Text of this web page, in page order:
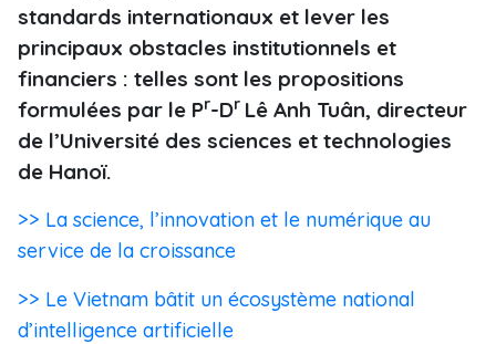
standards internationaux et lever les
principaux obstacles institutionnels et
financiers : telles sont les propositions
formulées par le Pr-Dr Lê Anh Tuân, directeur
de l’Université des sciences et technologies
de Hanoï.
>> La science, l’innovation et le numérique au
service de la croissance
>> Le Vietnam bâtit un écosystème national
d’intelligence artificielle